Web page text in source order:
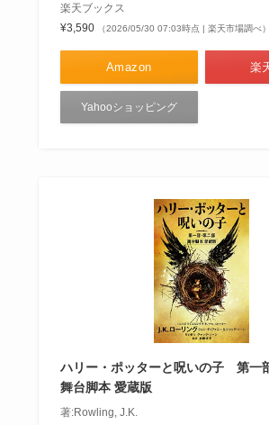
楽天ブックス
¥3,590
（2026/05/30 07:03時点 | 楽天市場調べ）
Amazon 楽
Yahooショッピング
ハリー・ポッターと呪いの子 第一
舞台脚本 愛蔵版
著:Rowling, J.K.